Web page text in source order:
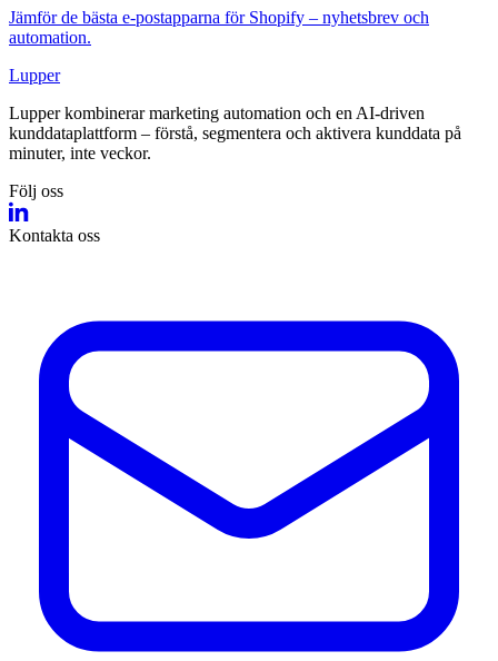
Jämför de bästa e-postapparna för Shopify – nyhetsbrev och
automation.
Lupper
Lupper kombinerar marketing automation och en AI‑driven
kunddataplattform – förstå, segmentera och aktivera kunddata på
minuter, inte veckor.
Följ oss
Kontakta oss